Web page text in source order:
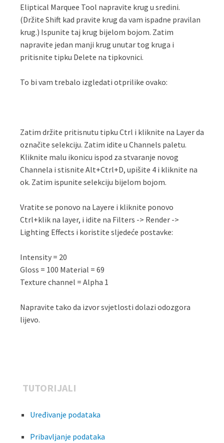
Eliptical Marquee Tool napravite krug u sredini.
(Držite Shift kad pravite krug da vam ispadne pravilan
krug.) Ispunite taj krug bijelom bojom. Zatim
napravite jedan manji krug unutar tog kruga i
pritisnite tipku Delete na tipkovnici.
To bi vam trebalo izgledati otprilike ovako:
Zatim držite pritisnutu tipku Ctrl i kliknite na Layer da
označite selekciju. Zatim idite u Channels paletu.
Kliknite malu ikonicu ispod za stvaranje novog
Channela i stisnite Alt+Ctrl+D, upišite 4 i kliknite na
ok. Zatim ispunite selekciju bijelom bojom.
Vratite se ponovo na Layere i kliknite ponovo
Ctrl+klik na layer, i idite na Filters -> Render ->
Lighting Effects i koristite sljedeće postavke:
Intensity = 20
Gloss = 100 Material = 69
Texture channel = Alpha 1
Napravite tako da izvor svjetlosti dolazi odozgora
lijevo.
TUTORIJALI
Uređivanje podataka
Pribavljanje podataka